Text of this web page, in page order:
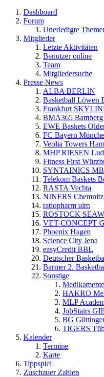
Dashboard
Forum
Unerledigte
Mitglieder
Letzte Aktivitäten
Benutzer online
Team
Mitgliedersuche
Presse News
ALBA BERLIN
Basketball Löwen
Frankfurt
BMA365 Bamberg
EWE Baskets
FC Bayern
Veolia Towers
MHP RIESEN
Fitness First
SYNTAINICS
Telekom Baskets
RASTA Vechta
NINERS Chemnitz
ratiopharm ulm
ROSTOCK
VET-CONCEPT
Phoenix Hagen
Science City Jena
easyCredit BBL
Deutscher
Barmer 2.
Sonstige
HAKRO
MLP
JobStairs
BG
TIGERS
Kalender
Termine
Karte
Tippspiel
Zuschauer Zahlen